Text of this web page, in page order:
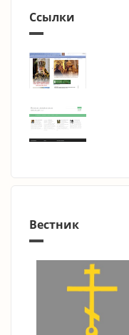
Ссылки
Вестник